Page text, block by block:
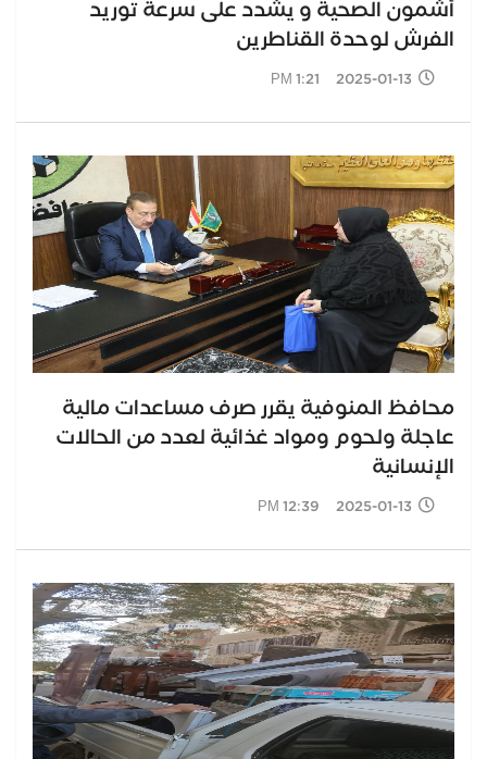
أشمون الصحية و يشدد على سرعة توريد
الفرش لوحدة القناطرين
2025-01-13 1:21 PM
محافظ المنوفية يقرر صرف مساعدات مالية
عاجلة ولحوم ومواد غذائية لعدد من الحالات
الإنسانية
2025-01-13 12:39 PM